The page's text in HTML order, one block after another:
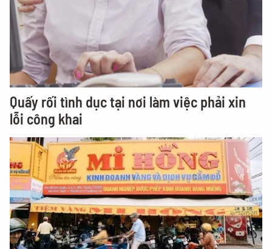
Quấy rối tình dục tại nơi làm việc phải xin
lỗi công khai